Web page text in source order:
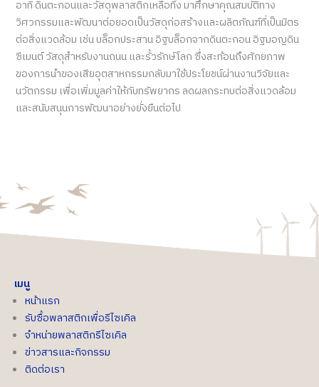
อาทิ ดินตะกอนและวัสดุพลาสติกเหลือทิ้ง มาศึกษาคุณสมบัติทาง
วิศวกรรมและพัฒนาต่อยอดเป็นวัสดุก่อสร้างและผลิตภัณฑ์ที่เป็นมิตร
ต่อสิ่งแวดล้อม เช่น บล็อกประสาน อิฐบล็อกจากดินตะกอน อิฐมอญดิน
ซีเมนต์ วัสดุสำหรับงานถนน และรั้วรักษ์โลก ซึ่งสะท้อนถึงศักยภาพ
ของการนำของเสียอุตสาหกรรมกลับมาใช้ประโยชน์ผ่านงานวิจัยและ
นวัตกรรม เพื่อเพิ่มมูลค่าให้กับทรัพยากร ลดผลกระทบต่อสิ่งแวดล้อม
และสนับสนุนการพัฒนาอย่างยั่งยืนต่อไป
เมนู
หน้าแรก
รับซื้อพลาสติกเพื่อรีไซเคิล
จำหน่ายพลาสติกรีไซเคิล
ข่าวสารและกิจกรรม
ติดต่อเรา